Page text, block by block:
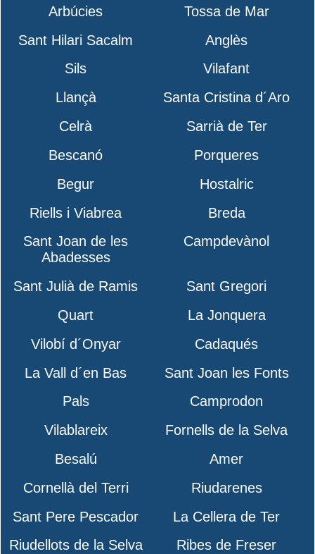
Arbúcies
Tossa de Mar
Sant Hilari Sacalm
Anglès
Sils
Vilafant
Llançà
Santa Cristina d´Aro
Celrà
Sarrià de Ter
Bescanó
Porqueres
Begur
Hostalric
Riells i Viabrea
Breda
Sant Joan de les
Abadesses
Campdevànol
Sant Julià de Ramis
Sant Gregori
Quart
La Jonquera
Vilobí d´Onyar
Cadaqués
La Vall d´en Bas
Sant Joan les Fonts
Pals
Camprodon
Vilablareix
Fornells de la Selva
Besalú
Amer
Cornellà del Terri
Riudarenes
Sant Pere Pescador
La Cellera de Ter
Riudellots de la Selva
Ribes de Freser